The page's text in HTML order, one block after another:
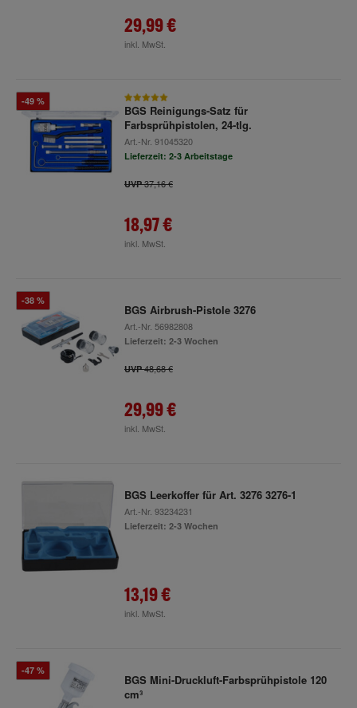
29,99 €
inkl. MwSt.
-49 %
BGS Reinigungs-Satz für
Farbsprühpistolen, 24-tlg.
Art.-Nr. 91045320
Lieferzeit: 2-3 Arbeitstage
UVP37,16 €
18,97 €
inkl. MwSt.
-38 %
BGS Airbrush-Pistole 3276
Art.-Nr. 56982808
Lieferzeit: 2-3 Wochen
UVP48,68 €
29,99 €
inkl. MwSt.
BGS Leerkoffer für Art. 3276 3276-1
Art.-Nr. 93234231
Lieferzeit: 2-3 Wochen
13,19 €
inkl. MwSt.
-47 %
BGS Mini-Druckluft-Farbsprühpistole 120
cm³